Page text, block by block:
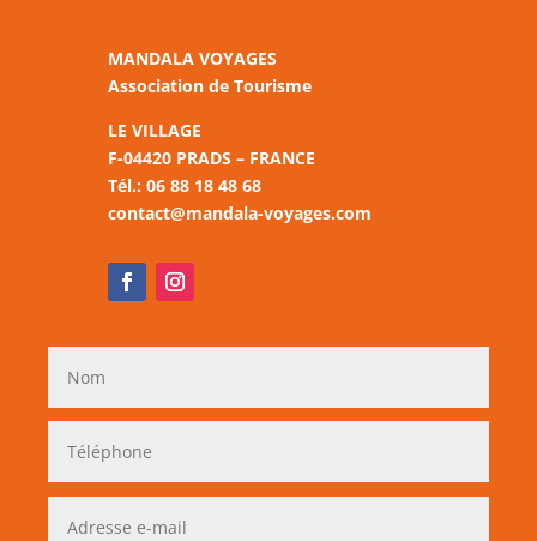
MANDALA VOYAGES
Association de Tourisme
LE VILLAGE
F-04420 PRADS – FRANCE
Tél.: 06 88 18 48 68
contact@mandala-voyages.com